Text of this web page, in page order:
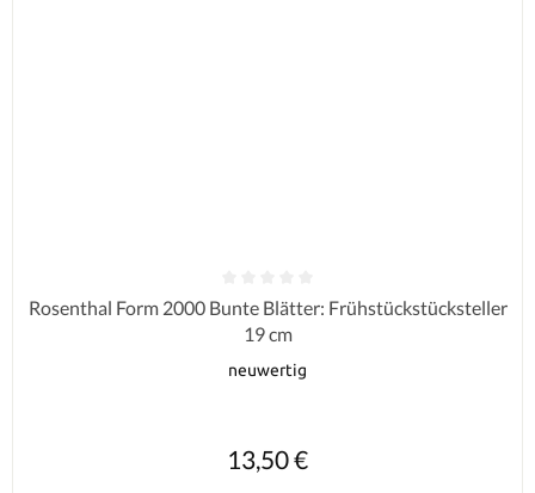
Durchschnittliche Bewertung von 0 von 5 Sternen
Rosenthal Form 2000 Bunte Blätter: Frühstückstücksteller
19 cm
neuwertig
13,50 €